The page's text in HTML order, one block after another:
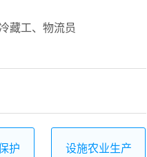
藏工、物流员
护
设施农业生产